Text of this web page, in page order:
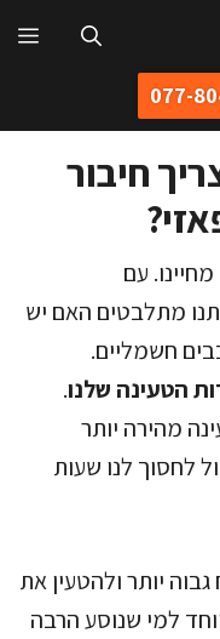
חיבור
עם
מתלבטים האם יש
חשמליים.
הטעינה שלנו.
מהירה יותר
לחסוך לנו שעות
יותר ולהטעין את
למי שנוסע הרבה